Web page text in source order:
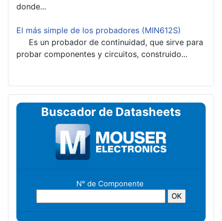
donde...
El más simple de los probadores (MIN612S)
Es un probador de continuidad, que sirve para
probar componentes y circuitos, construido...
Buscador de Datasheets
N° de Componente